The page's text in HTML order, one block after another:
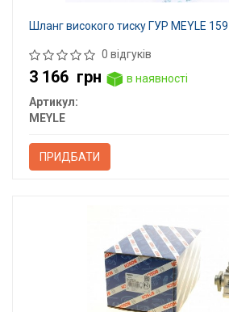
Шланг високого тиску ГУР MEYLE
0 відгуків
3 166 грн
в наявності
Артикул:
MEYLE
ПРИДБАТИ